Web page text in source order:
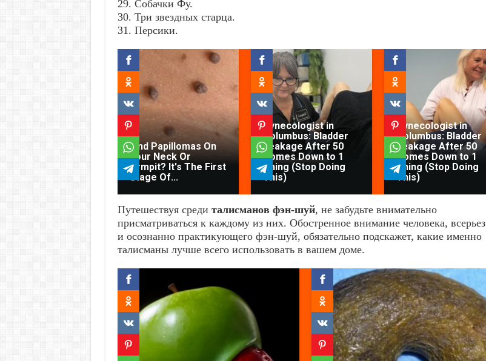
29. Собачки Фу.
30. Три звездных старца.
31. Персики.
Find Papillomas On
Your Neck Or
Armpit? It's The First
Stage Of...
Gynecologist in
Columbus: Bladder
Leakage After 50
Comes Down to 1
Thing (Stop Doing
This)
Gynecologist in
Columbus: Bladder
Leakage After 50
Comes Down to 1
Thing (Stop Doing
This)
Путешествуя среди талисманов фэн-шуй, не забудьте внимательно
присматриваться к каждому из них. Обостренное внимание человека, всерьез
и осознанно практикующего фэн-шуй, обязательно подскажет, какие именно
талисманы лучше всего использовать в вашем доме.